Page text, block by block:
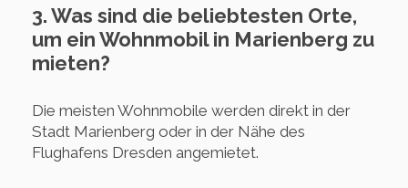
3. Was sind die beliebtesten Orte,
um ein Wohnmobil in Marienberg zu
mieten?
Die meisten Wohnmobile werden direkt in der
Stadt Marienberg oder in der Nähe des
Flughafens Dresden angemietet.